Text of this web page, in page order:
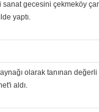
sanat gecesini çekmeköy
yaptı.
olarak tanınan
aldı.